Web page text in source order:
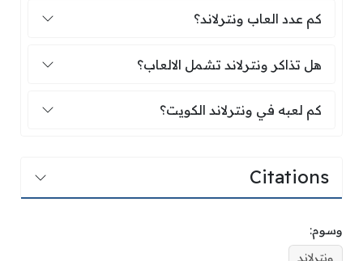
كم عدد العاب ونترلاند؟
كم عدد العاب ونترلاند؟
هل تذاكر ونترلاند تشمل الالعاب؟
هل تذاكر ونترلاند تشمل الالعاب؟
كم لعبه في ونترلاند الكويت؟
كم لعبه في ونترلاند الكويت؟
Citations
وسوم:
ونترلاند